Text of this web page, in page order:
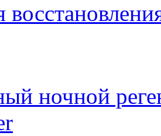
ночной